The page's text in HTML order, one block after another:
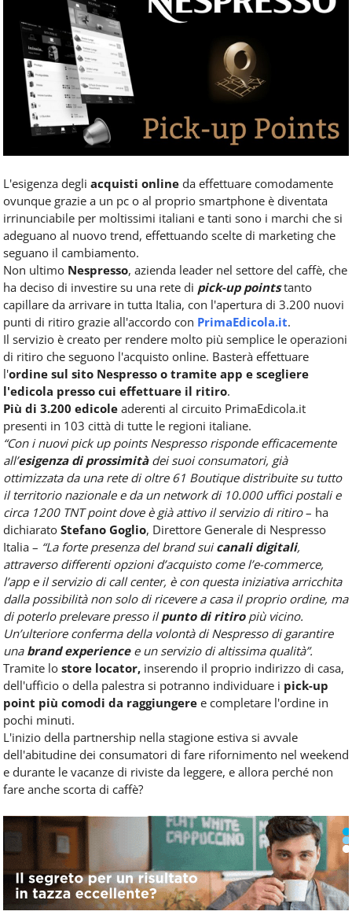
Service
tutte
le
novità
del
comparto
Horeca.
L'esigenza degli acquisti online da effettuare comodamente
ovunque grazie a un pc o al proprio smartphone è diventata
irrinunciabile per moltissimi italiani e tanti sono i marchi che si
adeguano al nuovo trend, effettuando scelte di marketing che
seguano il cambiamento.
Non ultimo Nespresso, azienda leader nel settore del caffè, che
ha deciso di investire su una rete di pick-up points tanto
capillare da arrivare in tutta Italia, con l'apertura di 3.200 nuovi
punti di ritiro grazie all'accordo con PrimaEdicola.it.
Il servizio è creato per rendere molto più semplice le operazioni
di ritiro che seguono l'acquisto online. Basterà effettuare
l'ordine sul sito Nespresso o tramite app e scegliere
l'edicola presso cui effettuare il ritiro.
Più di 3.200 edicole aderenti al circuito PrimaEdicola.it
presenti in 103 città di tutte le regioni italiane.
“Con i nuovi pick up points Nespresso risponde efficacemente
all’esigenza di prossimitàdei suoi consumatori, già
ottimizzata da una rete di oltre 61 Boutique distribuite su tutto
il territorio nazionale e da un network di 10.000 uffici postali e
circa 1200 TNT point dove è già attivo il servizio di ritiro– ha
dichiarato Stefano Goglio, Direttore Generale di Nespresso
Italia – “La forte presenza del brand suicanali digitali,
attraverso differenti opzioni d’acquisto come l’e-commerce,
l’app e il servizio di call center, è con questa iniziativa arricchita
dalla possibilità non solo di ricevere a casa il proprio ordine, ma
di poterlo prelevare presso ilpunto di ritiropiù vicino.
Un’ulteriore conferma della volontà di Nespresso di garantire
una brand experiencee un servizio di altissima qualità”.
Tramite lo store locator, inserendo il proprio indirizzo di casa,
dell'ufficio o della palestra si potranno individuare i pick-up
point più comodi da raggiungere e completare l'ordine in
pochi minuti.
L'inizio della partnership nella stagione estiva si avvale
dell'abitudine dei consumatori di fare rifornimento nel weekend
e durante le vacanze di riviste da leggere, e allora perché non
fare anche scorta di caffè?